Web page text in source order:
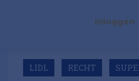
Inloggen
LIDL RECHT